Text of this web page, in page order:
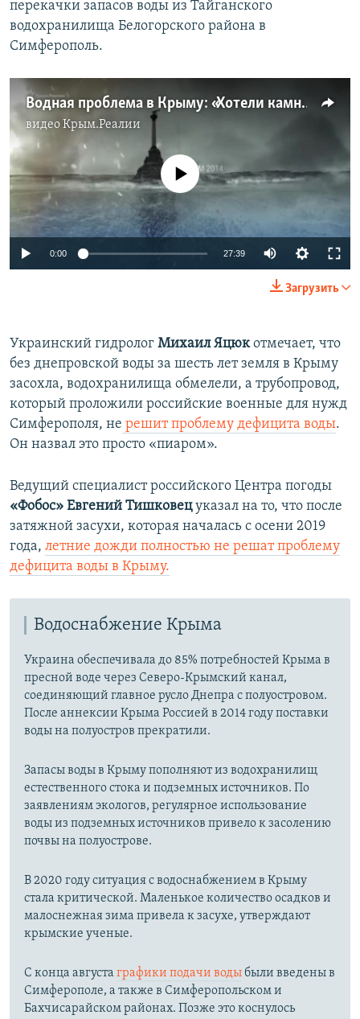
перекачки запасов воды из Тайганского
водохранилища Белогорского района в
Симферополь.
Водная проблема в Крыму: «Хотели камни с неба, а летят булыжники» | Крым.Реалии ТВ (видео)
видеоКрым.Реалии
720p 1080p
No media source currently available
0:00 27:39
240p
720p
1080p
Загрузить
Украинский гидролог Михаил Яцюкотмечает, что
без днепровской воды за шесть лет земля в Крыму
засохла, водохранилища обмелели, а трубопровод,
который проложили российские военные для нужд
Симферополя, не решит проблему дефицита воды.
Он назвал это просто «пиаром».
Ведущий специалист российского Центра погоды
«Фобос» Евгений Тишковецуказал на то, что после
затяжной засухи, которая началась с осени 2019
года, летние дожди полностью не решат проблему
дефицита воды в Крыму.
Водоснабжение Крыма
Украина обеспечивала до 85% потребностей Крыма в
пресной воде через Северо-Крымский канал,
соединяющий главное русло Днепра с полуостровом.
После аннексии Крыма Россией в 2014 году поставки
воды на полуостров прекратили.
Запасы воды в Крыму пополняют из водохранилищ
естественного стока и подземных источников. По
заявлениям экологов, регулярное использование
воды из подземных источников привело к засолению
почвы на полуострове.
В 2020 году ситуация с водоснабжением в Крыму
стала критической. Маленькое количество осадков и
малоснежная зима привела к засухе, утверждают
крымские ученые.
С конца августа графики подачи водыбыли введены в
Симферополе, а также в Симферопольском и
Бахчисарайском районах. Позже это коснулось